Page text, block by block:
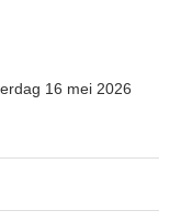
16 mei 2026